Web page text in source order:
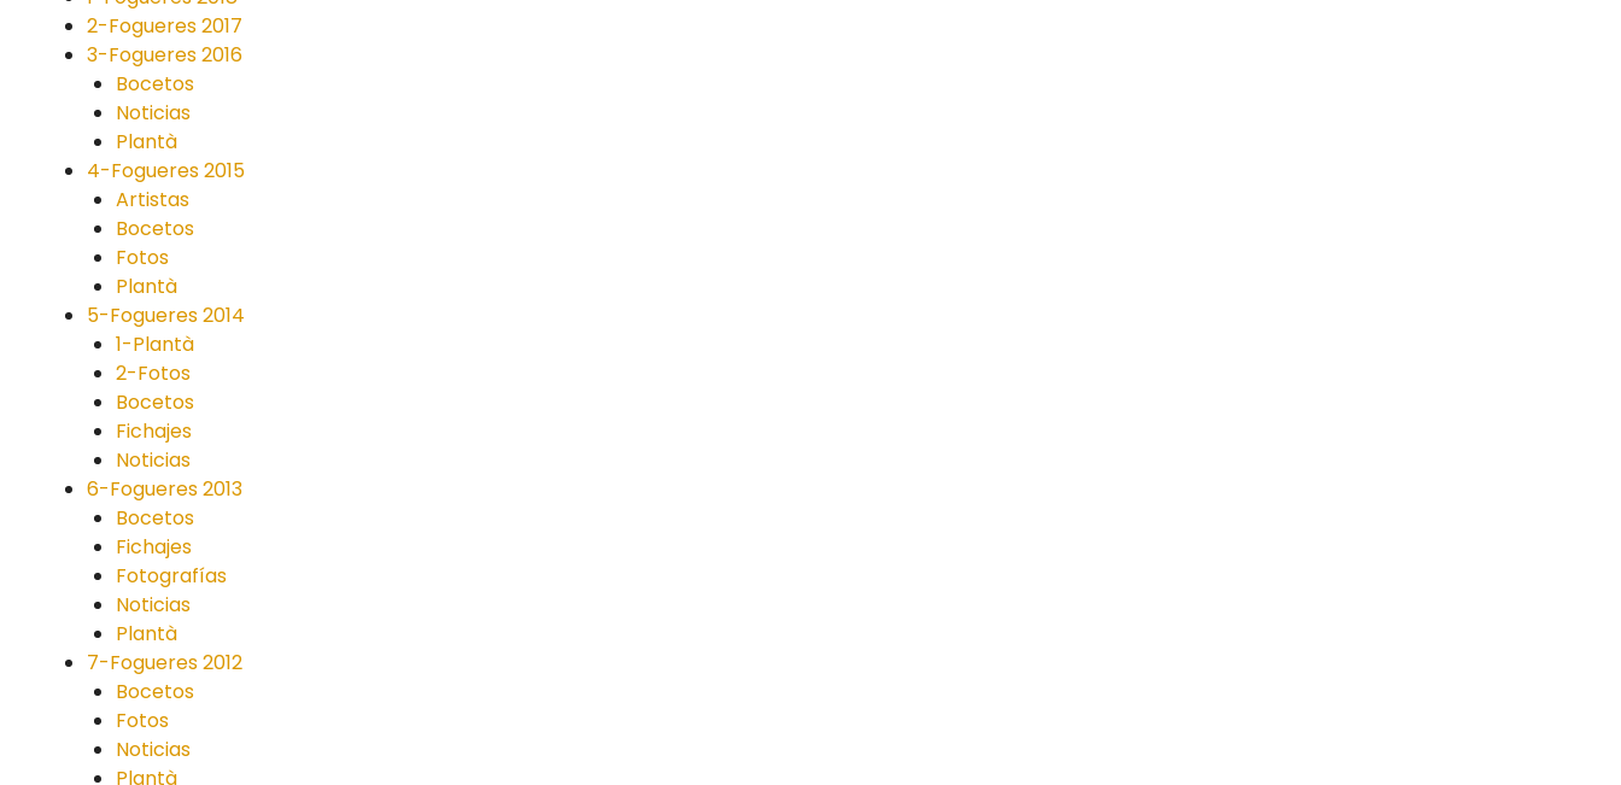
2-Fogueres 2017
3-Fogueres 2016
Bocetos
Noticias
Plantà
4-Fogueres 2015
Artistas
Bocetos
Fotos
Plantà
5-Fogueres 2014
1-Plantà
2-Fotos
Bocetos
Fichajes
Noticias
6-Fogueres 2013
Bocetos
Fichajes
Fotografías
Noticias
Plantà
7-Fogueres 2012
Bocetos
Fotos
Noticias
Plantà